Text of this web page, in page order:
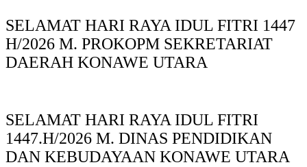
SELAMAT HARI RAYA IDUL FITRI 1447
H/2026 M. PROKOPM SEKRETARIAT
DAERAH KONAWE UTARA
SELAMAT HARI RAYA IDUL FITRI
1447.H/2026 M. DINAS PENDIDIKAN
DAN KEBUDAYAAN KONAWE UTARA